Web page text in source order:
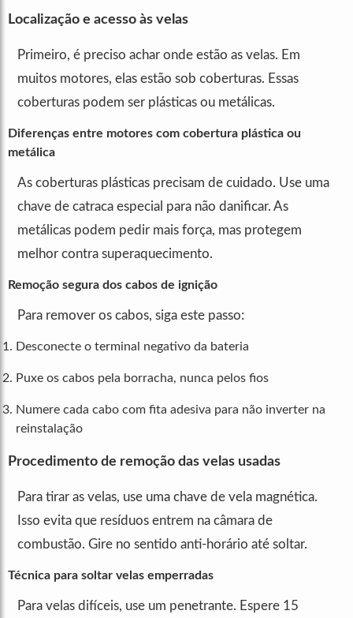
Localização e acesso às velas
Primeiro, é preciso achar onde estão as velas. Em
muitos motores, elas estão sob coberturas. Essas
coberturas podem ser plásticas ou metálicas.
Diferenças entre motores com cobertura plástica ou
metálica
As coberturas plásticas precisam de cuidado. Use uma
chave de catraca especial para não danificar. As
metálicas podem pedir mais força, mas protegem
melhor contra superaquecimento.
Remoção segura dos cabos de ignição
Para remover os cabos, siga este passo:
Desconecte o terminal negativo da bateria
Puxe os cabos pela borracha, nunca pelos fios
Numere cada cabo com fita adesiva para não inverter na
reinstalação
Procedimento de remoção das velas usadas
Para tirar as velas, use uma chave de vela magnética.
Isso evita que resíduos entrem na câmara de
combustão. Gire no sentido anti-horário até soltar.
Técnica para soltar velas emperradas
Para velas difíceis, use um penetrante. Espere 15